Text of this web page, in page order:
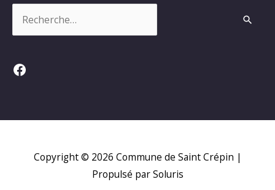
Facebook
Copyright © 2026 Commune de Saint Crépin |
Propulsé par Soluris